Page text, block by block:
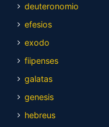
deuteronomio
efesios
exodo
fiipenses
galatas
genesis
hebreus